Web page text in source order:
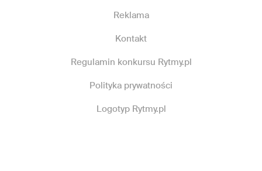
Reklama
Kontakt
Regulamin konkursu Rytmy.pl
Polityka prywatności
Logotyp Rytmy.pl